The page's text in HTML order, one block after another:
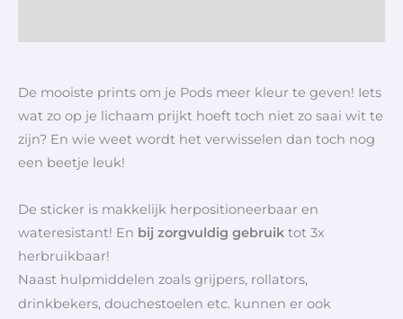
De mooiste prints om je Pods meer kleur te geven! Iets
wat zo op je lichaam prijkt hoeft toch niet zo saai wit te
zijn? En wie weet wordt het verwisselen dan toch nog
een beetje leuk!
De sticker is makkelijk herpositioneerbaar en
wateresistant! En bij zorgvuldig gebruik tot 3x
herbruikbaar!
Naast hulpmiddelen zoals grijpers, rollators,
drinkbekers, douchestoelen etc. kunnen er ook